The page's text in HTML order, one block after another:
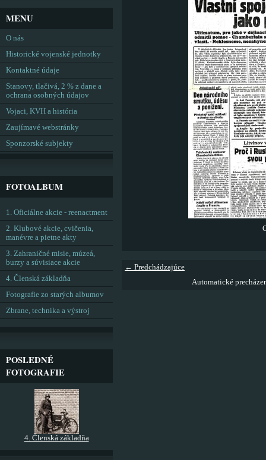
← Predchádzajúce
Automatické
MENU
O nás
Historické vojenské jednotky
Kontaktné údaje
Stanovy, tlačivá, 2 % z dane a
ochrana osobných údajov
Vojaci, KVH a história
Zaujímavé webstránky
Sponzorské subjekty
FOTOALBUM
1. Oficiálne akcie - reenactment
2. Klubové akcie, cvičenia,
manévre a pietne akty
3. Zahraničné misie, múzeá,
burzy a súvisiace akcie
4. Členská základňa
Fotografie zo starých albumov
Zbrane, technika a výstroj
POSLEDNÉ
FOTOGRAFIE
4. Členská základňa